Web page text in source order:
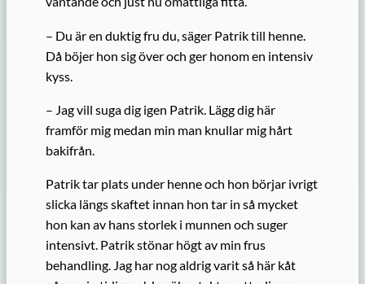
– Du är en duktig fru du, säger Patrik till henne.
Då böjer hon sig över och ger honom en intensiv
kyss.
– Jag vill suga dig igen Patrik. Lägg dig här
framför mig medan min man knullar mig hårt
bakifrån.
Patrik tar plats under henne och hon börjar ivrigt
slicka längs skaftet innan hon tar in så mycket
hon kan av hans storlek i munnen och suger
intensivt. Patrik stönar högt av min frus
behandling. Jag har nog aldrig varit så här kåt